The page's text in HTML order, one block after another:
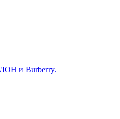
и Burberry.